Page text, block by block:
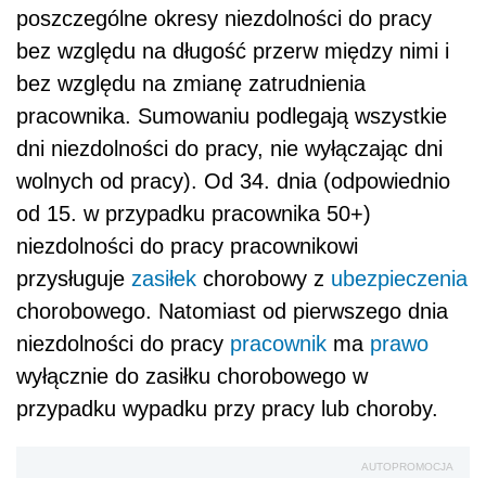
poszczególne okresy niezdolności do pracy
bez względu na długość przerw między nimi i
bez względu na zmianę zatrudnienia
pracownika. Sumowaniu podlegają wszystkie
dni niezdolności do pracy, nie wyłączając dni
wolnych od pracy). Od 34. dnia (odpowiednio
od 15. w przypadku pracownika 50+)
niezdolności do pracy pracownikowi
przysługuje zasiłek chorobowy z ubezpieczenia
chorobowego. Natomiast od pierwszego dnia
niezdolności do pracy pracownik ma prawo
wyłącznie do zasiłku chorobowego w
przypadku wypadku przy pracy lub choroby.
AUTOPROMOCJA